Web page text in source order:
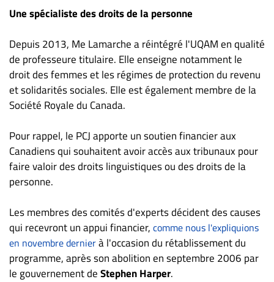
S’abonner
Politique de
confidentialité
Une spécialiste des droits de la personne
Depuis 2013, Me Lamarche a réintégré l'UQAM en qualité
de professeure titulaire. Elle enseigne notamment le
droit des femmes et les régimes de protection du revenu
et solidarités sociales. Elle est également membre de la
Société Royale du Canada.
Pour rappel, le PCJ apporte un soutien financier aux
Canadiens qui souhaitent avoir accès aux tribunaux pour
faire valoir des droits linguistiques ou des droits de la
personne.
Les membres des comités d'experts décident des causes
qui recevront un appui financier, comme nous l'expliquions
en novembre dernierà l'occasion du rétablissement du
programme, après son abolition en septembre 2006 par
le gouvernement deStephen Harper.